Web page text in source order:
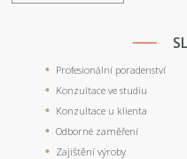
Profesionální poradenství
Konzultace ve studiu
Konzultace u klienta
Odborné zaměření
Zajištění výroby